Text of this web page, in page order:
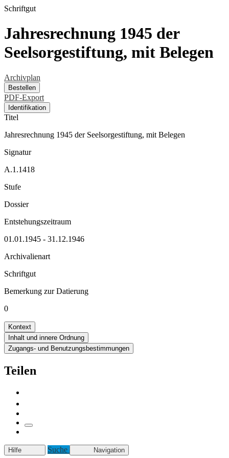
Schriftgut
Jahresrechnung 1945 der
Seelsorgestiftung, mit Belegen
Archivplan
Bestellen
PDF-Export
Identifikation
Titel
Jahresrechnung 1945 der Seelsorgestiftung, mit Belegen
Signatur
A.1.1418
Stufe
Dossier
Entstehungszeitraum
01.01.1945 - 31.12.1946
Archivalienart
Schriftgut
Bemerkung zur Datierung
0
Kontext
Inhalt und innere Ordnung
Zugangs- und Benutzungsbestimmungen
Teilen
Hilfe Suche Navigation